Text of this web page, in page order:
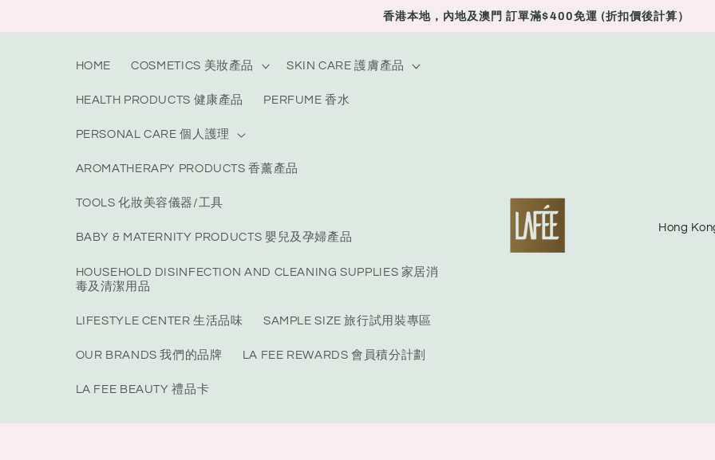
香港本地，內地及澳門 訂單滿$400免運 (折扣價後計算）
HOME COSMETICS 美妝產品 SKIN CARE 護膚產品
HEALTH PRODUCTS 健康產品 PERFUME 香水
PERSONAL CARE 個人護理
AROMATHERAPY PRODUCTS 香薰產品
TOOLS 化妝美容儀器/工具
BABY & MATERNITY PRODUCTS 嬰兒及孕婦產品
HOUSEHOLD DISINFECTION AND CLEANING SUPPLIES 家居消
毒及清潔用品
LIFESTYLE CENTER 生活品味 SAMPLE SIZE 旅行試用裝專區
OUR BRANDS 我們的品牌 LA FEE REWARDS 會員積分計劃
LA FEE BEAUTY 禮品卡
C